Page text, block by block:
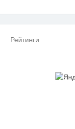
Рейтинги